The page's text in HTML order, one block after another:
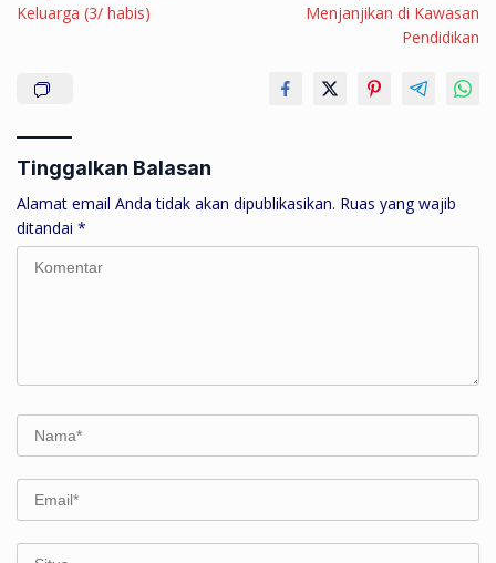
Keluarga (3/ habis)
Menjanjikan di Kawasan
Pendidikan
Tinggalkan Balasan
Alamat email Anda tidak akan dipublikasikan. Ruas yang wajib
ditandai *